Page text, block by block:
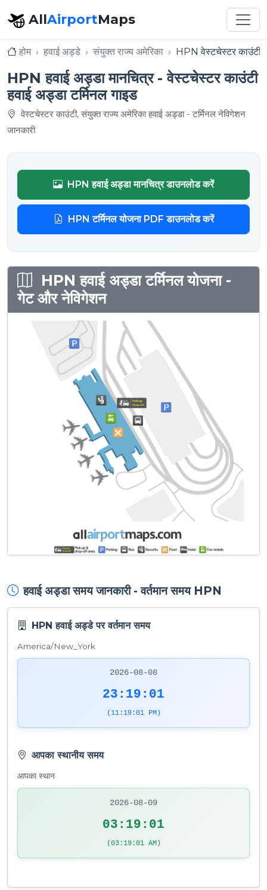
AllAirportMaps
होम हवाई अड्डे संयुक्त राज्य अमेरिका HPN वेस्टचेस्टर काउंटी
HPN हवाई अड्डा मानचित्र - वेस्टचेस्टर काउंटी
हवाई अड्डा टर्मिनल गाइड
वेस्टचेस्टर काउंटी, संयुक्त राज्य अमेरिका हवाई अड्डा - टर्मिनल नेविगेशन
जानकारी
HPN हवाई अड्डा मानचित्र डाउनलोड करें
HPN टर्मिनल योजना PDF डाउनलोड करें
HPN हवाई अड्डा टर्मिनल योजना -
गेट और नेविगेशन
हवाई अड्डा समय जानकारी - वर्तमान समय HPN
HPN हवाई अड्डे पर वर्तमान समय
America/New_York
2026-08-08
23:19:01
(11:19:01 PM)
आपका स्थानीय समय
आपका स्थान
2026-08-09
03:19:01
(03:19:01 AM)